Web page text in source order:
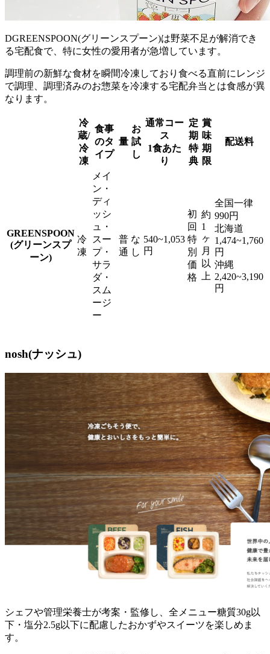
DGREENSPOON(グリーンスプーン)は野菜不足が解消でき
る宅配食で、特に女性の愛用者が急増 しています。
調理前の新鮮な食材を瞬間冷凍しており食べる直前にレンジ
で調理、調理済みのお惣菜を冷凍する宅配弁当とは食感が異
なります。
冷
蔵/
冷
凍
食事
のタ
イプ
量
お
試
し
通常コー
ス
1食あた
り
定
期
特
典
賞
味
期
限
配送料
GREENSPOON
(グリーンスプ
ーン)
冷
凍
メイ
ン・
ディ
ッシ
ュ・
スー
プ・
サラ
ダ・
スム
ージ
ー
普
通
な
し
540~1,053
円
初
回
特
別
価
格
約
1
ヶ
月
以
上
全国一律
990円
北海道
1,474~1,760
円
沖縄
2,420~3,190
円
nosh(ナッシュ)
シェフや管理栄養士が考案・監修し、全メニュー糖質30g以
下・塩分2.5g以下に配慮したおかずやスイーツを楽しめま
す。